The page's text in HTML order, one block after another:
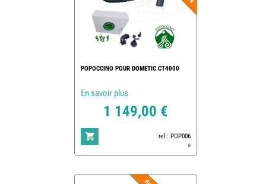
POPOCCINO POUR DOMETIC CT4000
En savoir plus
1 149,00 €
ref : POP006
0